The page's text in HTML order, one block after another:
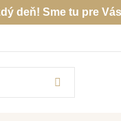
deň! Sme tu pre